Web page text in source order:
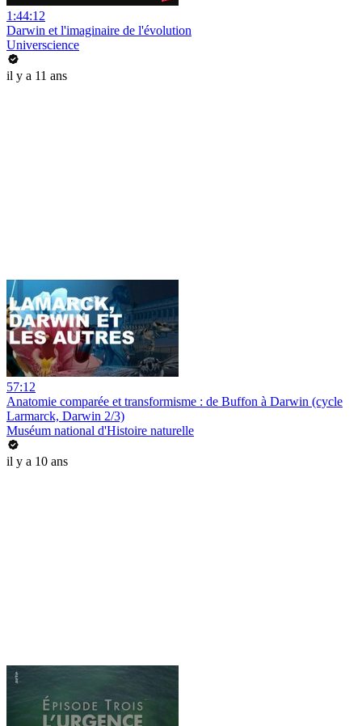
1:44:12
Darwin et l'imaginaire de l'évolution
Universcience
il y a 11 ans
57:12
Anatomie comparée et transformisme : de Buffon à Darwin (cycle
Larmarck, Darwin 2/3)
Muséum national d'Histoire naturelle
il y a 10 ans